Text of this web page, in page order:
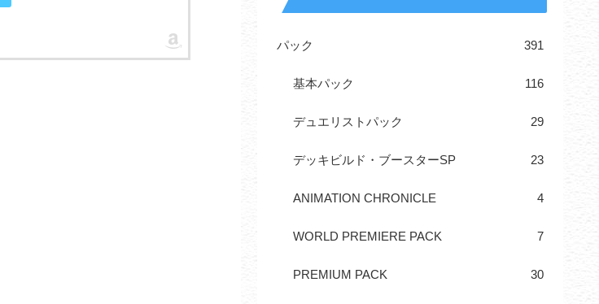
パック 391
基本パック 116
デュエリストパック 29
デッキビルド・ブースターSP 23
ANIMATION CHRONICLE 4
WORLD PREMIERE PACK 7
PREMIUM PACK 30